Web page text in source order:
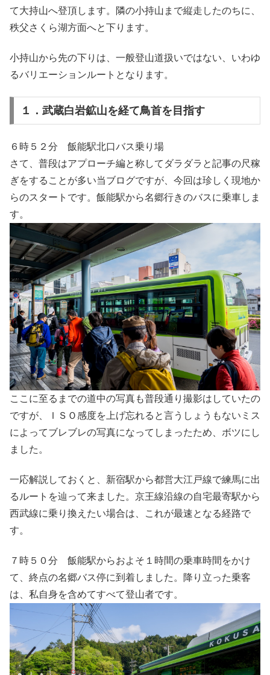
て大持山へ登頂します。隣の小持山まで縦走したのちに、
秩父さくら湖方面へと下ります。
小持山から先の下りは、一般登山道扱いではない、いわゆ
るバリエーションルートとなります。
１．武蔵白岩鉱山を経て鳥首を目指す
６時５２分 飯能駅北口バス乗り場
さて、普段はアプローチ編と称してダラダラと記事の尺稼
ぎをすることが多い当ブログですが、今回は珍しく現地か
らのスタートです。飯能駅から名郷行きのバスに乗車しま
す。
ここに至るまでの道中の写真も普段通り撮影はしていたの
ですが、ＩＳＯ感度を上げ忘れると言うしょうもないミス
によってブレブレの写真になってしまったため、ボツにし
ました。
一応解説しておくと、新宿駅から都営大江戸線で練馬に出
るルートを辿って来ました。京王線沿線の自宅最寄駅から
西武線に乗り換えたい場合は、これが最速となる経路で
す。
７時５０分 飯能駅からおよそ１時間の乗車時間をかけ
て、終点の名郷バス停に到着しました。降り立った乗客
は、私自身を含めてすべて登山者です。